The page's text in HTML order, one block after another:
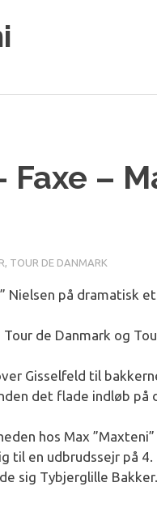
Faxe –
, TOUR DE DANMARK
Nielsen på dramatisk
de Danmark og
Gisselfeld til
det flade indløb på
hos Max
en udbrudssejr på
sig Tybjerglille Bakker.